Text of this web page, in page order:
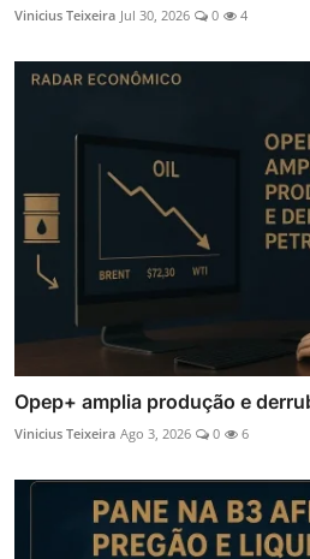
Vinicius Teixeira Jul 30, 2026 0 4
Opep+ amplia produção e
Vinicius Teixeira Ago 3, 2026 0 6